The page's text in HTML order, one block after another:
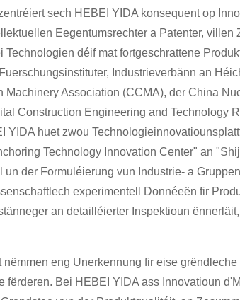
sech HEBEI YIDA konsequent op
Eegentumsrechter a Patenter,
Technologien déif mat fortgeschrattene
Industrieverbänn an
Machinery Association (CCMA), der China
Construction Engineering and Technology
YIDA huet zwou
Technology Innovation Center" an
un der Formuléierung vun Industrie- a
experimentell Donnéeën fir
an detailléierter Inspektioun
eng Unerkennung fir eise
fërderen. Bei HEBEI YIDA ass Innovatioun